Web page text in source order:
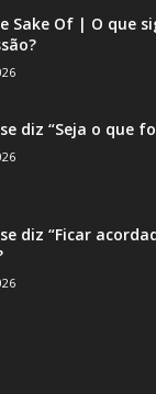
Sake Of | O que
diz “Seja o que
diz “Ficar